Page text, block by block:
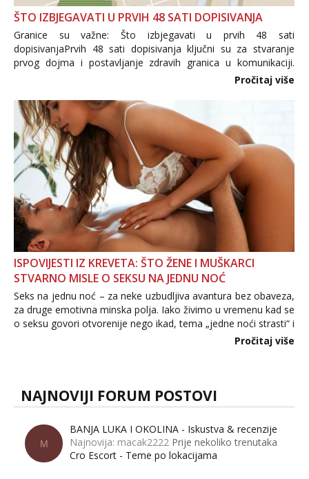
ŠTO IZBJEGAVATI U PRVIH 48 SATI DOPISIVANJA
Granice su važne: Što izbjegavati u prvih 48 sati
dopisivanjaPrvih 48 sati dopisivanja ključni su za stvaranje
prvog dojma i postavljanje zdravih granica u komunikaciji.
Važno je izbjeći prebrzo otkrivanje osobnih ili intimnih
informacija, jer nepoznata osoba još nije zaslužila to
povjerenje. Takođe...
Pročitaj više
ISPOVIJESTI IZ KREVETA: ŠTO ŽENE I MUŠKARCI
STVARNO MISLE O SEKSU NA JEDNU NOĆ
Seks na jednu noć – za neke uzbudljiva avantura bez obaveza,
za druge emotivna minska polja. Iako živimo u vremenu kad se
o seksu govori otvorenije nego ikad, tema „jedne noći strasti“ i
dalje izaziva burne rasprave. Što zapravo misle žene, a što
Pročitaj više
NAJNOVIJI FORUM POSTOVI
M
BANJA LUKA I OKOLINA - Iskustva & recenzije
Najnovija: macak2222 Prije nekoliko trenutaka
Cro Escort - Teme po lokacijama